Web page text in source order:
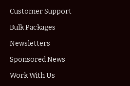
Customer Support
Bulk Packages
Newsletters
Sponsored News
Work With Us